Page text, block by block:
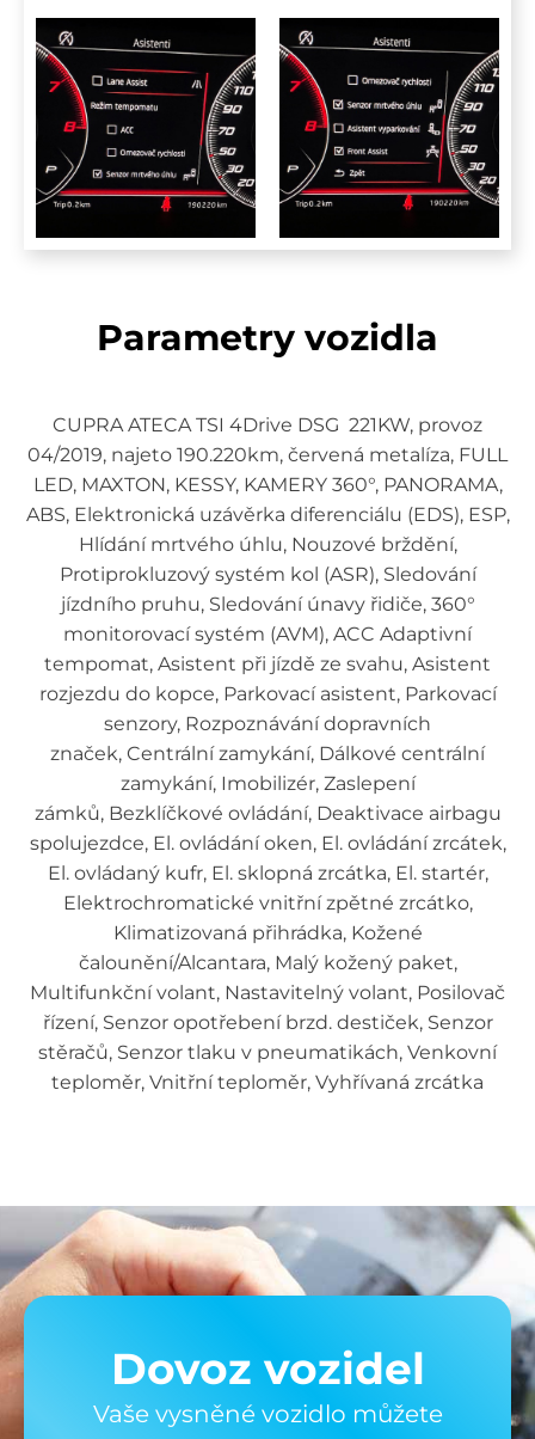
Parametry vozidla
CUPRA ATECA TSI 4Drive DSG 221KW, provoz
04/2019, najeto 190.220km, červená metalíza, FULL
LED, MAXTON, KESSY, KAMERY 360°, PANORAMA,
ABS, Elektronická uzávěrka diferenciálu (EDS), ESP,
Hlídání mrtvého úhlu, Nouzové brždění,
Protiprokluzový systém kol (ASR), Sledování
jízdního pruhu, Sledování únavy řidiče, 360°
monitorovací systém (AVM), ACC Adaptivní
tempomat, Asistent při jízdě ze svahu, Asistent
rozjezdu do kopce, Parkovací asistent, Parkovací
senzory, Rozpoznávání dopravních
značek, Centrální zamykání, Dálkové centrální
zamykání, Imobilizér, Zaslepení
zámků, Bezklíčkové ovládání, Deaktivace airbagu
spolujezdce, El. ovládání oken, El. ovládání zrcátek,
El. ovládaný kufr, El. sklopná zrcátka, El. startér,
Elektrochromatické vnitřní zpětné zrcátko,
Klimatizovaná přihrádka, Kožené
čalounění/Alcantara, Malý kožený paket,
Multifunkční volant, Nastavitelný volant, Posilovač
řízení, Senzor opotřebení brzd. destiček, Senzor
stěračů, Senzor tlaku v pneumatikách, Venkovní
teploměr, Vnitřní teploměr, Vyhřívaná zrcátka
Dovoz vozidel
Vaše vysněné vozidlo můžete